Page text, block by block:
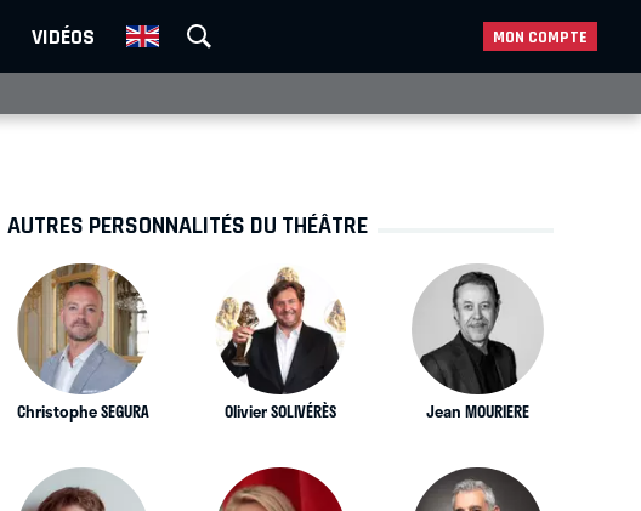
VIDÉOS MON COMPTE
AUTRES PERSONNALITÉS DU THÉÂTRE
Christophe SEGURA Olivier SOLIVÉRÈS Jean MOURIERE